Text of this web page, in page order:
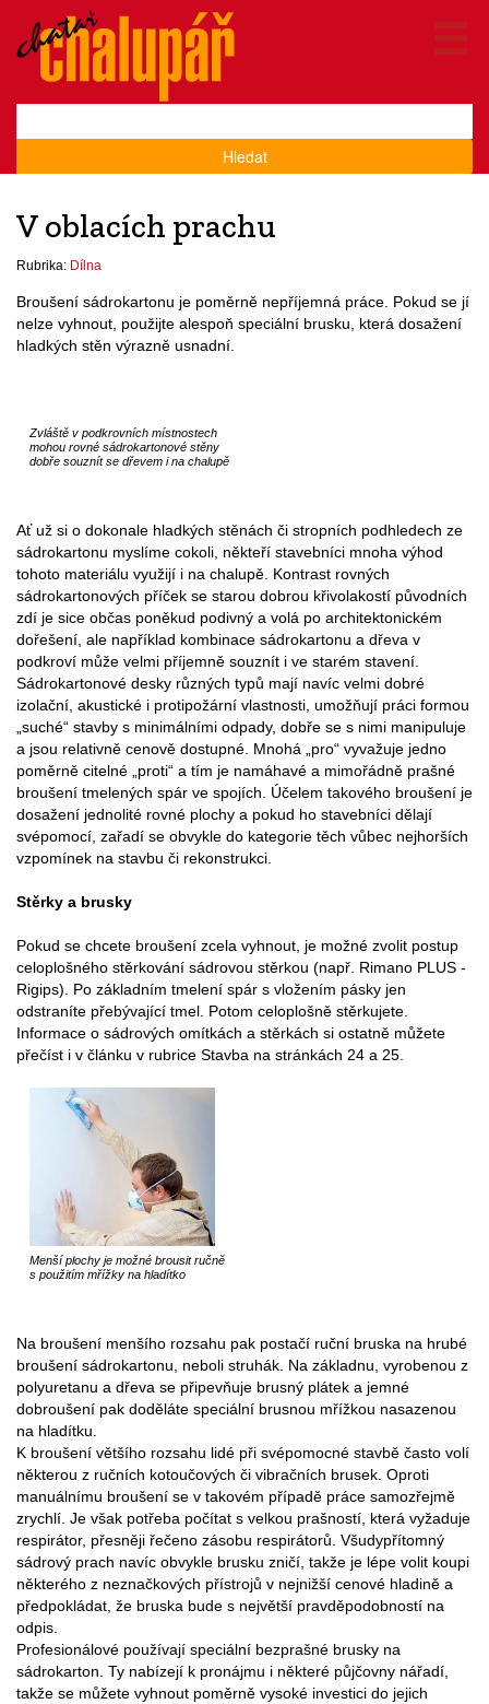
Hledat
V oblacích prachu
Rubrika: Dílna
Broušení sádrokartonu je poměrně nepříjemná práce. Pokud se jí
nelze vyhnout, použijte alespoň speciální brusku, která dosažení
hladkých stěn výrazně usnadní.
Zvláště v podkrovních místnostech
mohou rovné sádrokartonové stěny
dobře souznít se dřevem i na chalupě
Ať už si o dokonale hladkých stěnách či stropních podhledech ze
sádrokartonu myslíme cokoli, někteří stavebníci mnoha výhod
tohoto materiálu využijí i na chalupě. Kontrast rovných
sádrokartonových příček se starou dobrou křivolakostí původních
zdí je sice občas poněkud podivný a volá po architektonickém
dořešení, ale například kombinace sádrokartonu a dřeva v
podkroví může velmi příjemně souznít i ve starém stavení.
Sádrokartonové desky různých typů mají navíc velmi dobré
izolační, akustické i protipožární vlastnosti, umožňují práci formou
„suché“ stavby s minimálními odpady, dobře se s nimi manipuluje
a jsou relativně cenově dostupné. Mnohá „pro“ vyvažuje jedno
poměrně citelné „proti“ a tím je namáhavé a mimořádně prašné
broušení tmelených spár ve spojích. Účelem takového broušení je
dosažení jednolité rovné plochy a pokud ho stavebníci dělají
svépomocí, zařadí se obvykle do kategorie těch vůbec nejhorších
vzpomínek na stavbu či rekonstrukci.
Stěrky a brusky
Pokud se chcete broušení zcela vyhnout, je možné zvolit postup
celoplošného stěrkování sádrovou stěrkou (např. Rimano PLUS -
Rigips). Po základním tmelení spár s vložením pásky jen
odstraníte přebývající tmel. Potom celoplošně stěrkujete.
Informace o sádrových omítkách a stěrkách si ostatně můžete
přečíst i v článku v rubrice Stavba na stránkách 24 a 25.
Menší plochy je možné brousit ručně
s použitím mřížky na hladítko
Na broušení menšího rozsahu pak postačí ruční bruska na hrubé
broušení sádrokartonu, neboli struhák. Na základnu, vyrobenou z
polyuretanu a dřeva se připevňuje brusný plátek a jemné
dobroušení pak doděláte speciální brusnou mřížkou nasazenou
na hladítku.
K broušení většího rozsahu lidé při svépomocné stavbě často volí
některou z ručních kotoučových či vibračních brusek. Oproti
manuálnímu broušení se v takovém případě práce samozřejmě
zrychlí. Je však potřeba počítat s velkou prašností, která vyžaduje
respirátor, přesněji řečeno zásobu respirátorů. Všudypřítomný
sádrový prach navíc obvykle brusku zničí, takže je lépe volit koupi
některého z neznačkových přístrojů v nejnižší cenové hladině a
předpokládat, že bruska bude s největší pravděpodobností na
odpis.
Profesionálové používají speciální bezprašné brusky na
sádrokarton. Ty nabízejí k pronájmu i některé půjčovny nářadí,
takže se můžete vyhnout poměrně vysoké investici do jejich